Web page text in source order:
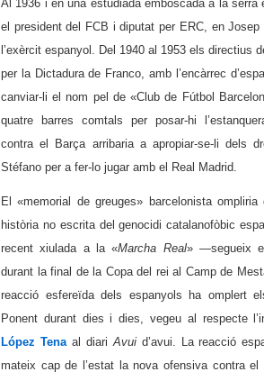
Al 1936 i en una estudiada emboscada a la serra
el president del FCB i diputat per ERC, en
l’exèrcit espanyol. Del 1940 al 1953 els directius
per la Dictadura de Franco, amb l’encàrrec
canviar-li el nom pel de «Club de Fútbol
quatre barres comtals per posar-hi
contra el Barça arribaria a apropiar-se-li dels
Stéfano per a fer-lo jugar amb el Real Madrid.
El «memorial de greuges» barcelonista
història no escrita del genocidi catalanofòbic
recent xiulada a la «Marcha Real» —segueix
durant la final de la Copa del rei al Camp de
reacció esfereïda dels espanyols ha omplert
Ponent durant dies i dies, vegeu al respecte
López Tenaal diariAvui d’avui. La reacció
mateix cap de l’estat la nova ofensiva contra